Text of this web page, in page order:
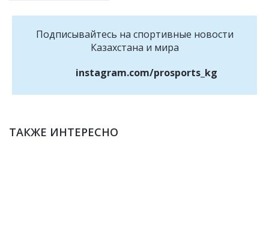
Подписывайтесь на cпортивные новости
Казахстана и мира
instagram.com/prosports_kg
ТАКЖЕ ИНТЕРЕСНО